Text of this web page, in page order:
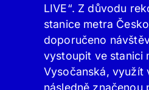
LIVE“. Z důvodu
stanice metra
doporučeno
vystoupit ve stanici
Vysočanská, využít
následně značenou